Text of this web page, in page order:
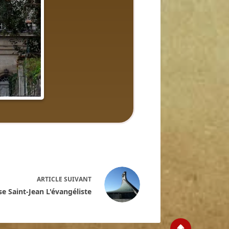
ARTICLE SUIVANT
Saint-Jean L'évangéliste